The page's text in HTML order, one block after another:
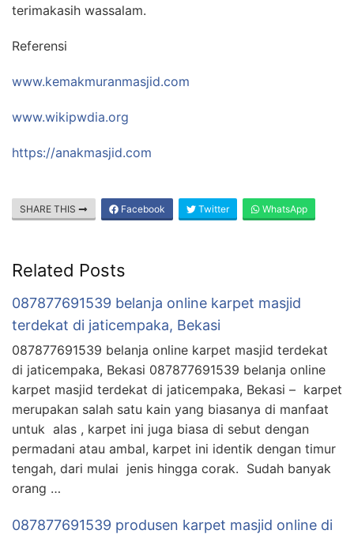
terimakasih wassalam.
Referensi
www.kemakmuranmasjid.com
www.wikipwdia.org
https://anakmasjid.com
SHARE THIS Facebook Twitter WhatsApp
Related Posts
087877691539 belanja online karpet masjid
terdekat di jaticempaka, Bekasi
087877691539 belanja online karpet masjid terdekat
di jaticempaka, Bekasi 087877691539 belanja online
karpet masjid terdekat di jaticempaka, Bekasi – karpet
merupakan salah satu kain yang biasanya di manfaat
untuk alas , karpet ini juga biasa di sebut dengan
permadani atau ambal, karpet ini identik dengan timur
tengah, dari mulai jenis hingga corak. Sudah banyak
orang …
087877691539 produsen karpet masjid online di